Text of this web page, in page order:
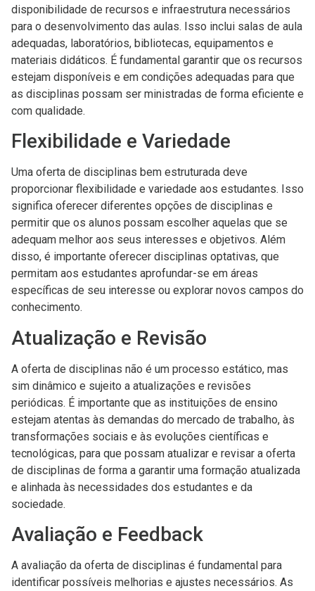
disponibilidade de recursos e infraestrutura necessários
para o desenvolvimento das aulas. Isso inclui salas de aula
adequadas, laboratórios, bibliotecas, equipamentos e
materiais didáticos. É fundamental garantir que os recursos
estejam disponíveis e em condições adequadas para que
as disciplinas possam ser ministradas de forma eficiente e
com qualidade.
Flexibilidade e Variedade
Uma oferta de disciplinas bem estruturada deve
proporcionar flexibilidade e variedade aos estudantes. Isso
significa oferecer diferentes opções de disciplinas e
permitir que os alunos possam escolher aquelas que se
adequam melhor aos seus interesses e objetivos. Além
disso, é importante oferecer disciplinas optativas, que
permitam aos estudantes aprofundar-se em áreas
específicas de seu interesse ou explorar novos campos do
conhecimento.
Atualização e Revisão
A oferta de disciplinas não é um processo estático, mas
sim dinâmico e sujeito a atualizações e revisões
periódicas. É importante que as instituições de ensino
estejam atentas às demandas do mercado de trabalho, às
transformações sociais e às evoluções científicas e
tecnológicas, para que possam atualizar e revisar a oferta
de disciplinas de forma a garantir uma formação atualizada
e alinhada às necessidades dos estudantes e da
sociedade.
Avaliação e Feedback
A avaliação da oferta de disciplinas é fundamental para
identificar possíveis melhorias e ajustes necessários. As